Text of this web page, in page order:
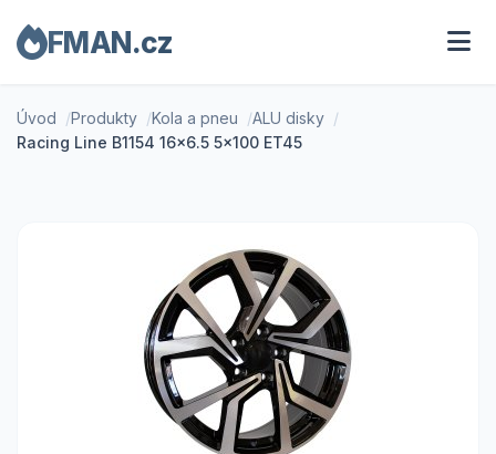
FMAN.cz
Úvod Produkty Kola a pneu
ALU disky
Racing Line B1154 16x6.5 5x100 ET45